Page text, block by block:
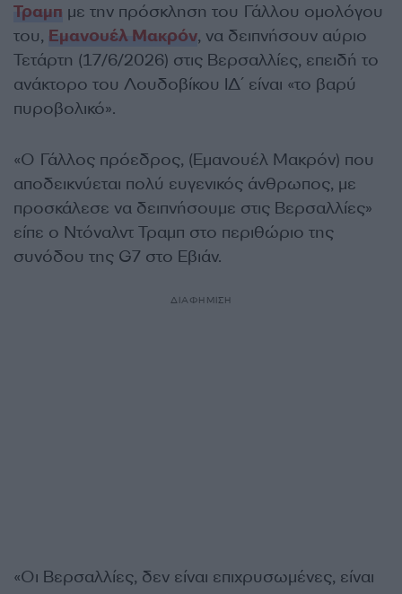
Τραμπ με την πρόσκληση του Γάλλου ομολόγου
του, Εμανουέλ Μακρόν, να δειπνήσουν αύριο
Τετάρτη (17/6/2026) στις Βερσαλλίες, επειδή το
ανάκτορο του Λουδοβίκου ΙΔ΄ είναι «το βαρύ
πυροβολικό».
«Ο Γάλλος πρόεδρος, (Εμανουέλ Μακρόν) που
αποδεικνύεται πολύ ευγενικός άνθρωπος, με
προσκάλεσε να δειπνήσουμε στις Βερσαλλίες»
είπε ο Ντόναλντ Τραμπ στο περιθώριο της
συνόδου της G7 στο Εβιάν.
ΔΙΑΦΗΜΙΣΗ
«Οι Βερσαλλίες, δεν είναι επιχρυσωμένες, είναι